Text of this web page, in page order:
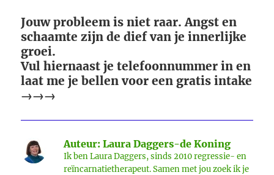
Jouw probleem is niet raar. Angst en
schaamte zijn de dief van je innerlijke
groei.
Vul hiernaast je telefoonnummer in en
laat me je bellen voor een gratis intake
→→→
Auteur: Laura Daggers-de Koning
Ik ben Laura Daggers, sinds 2010 regressie- en
reïncarnatietherapeut. Samen met jou zoek ik je